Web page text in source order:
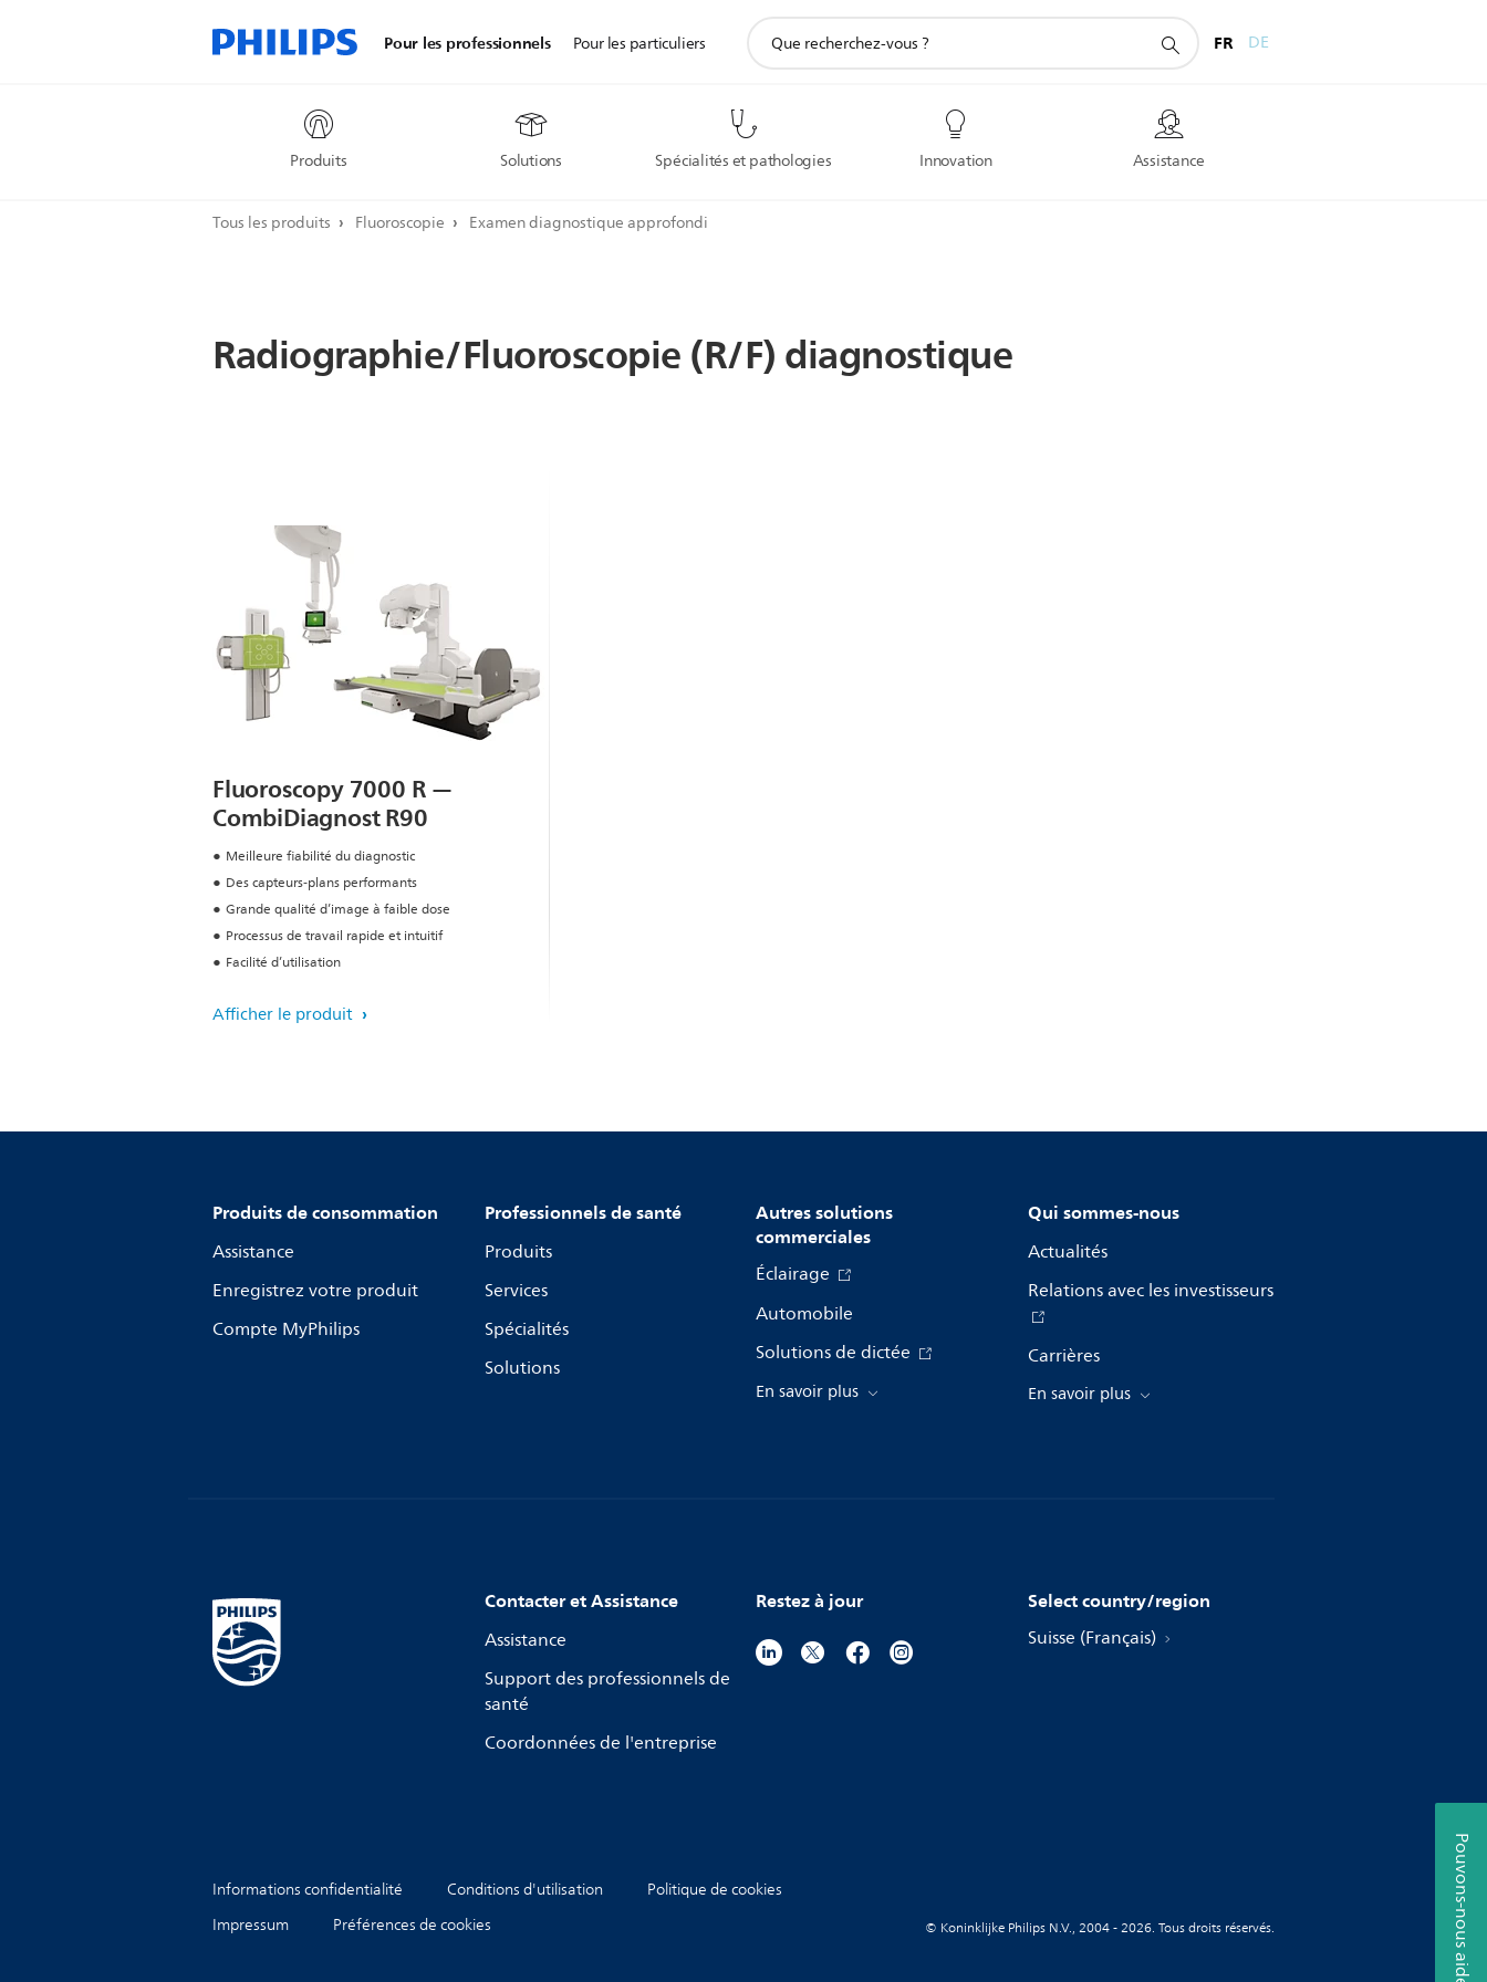
Pour les professionnels
Produits Solutions Spécialités et pathologies Innovation Assistance
Pour les particuliers
recherche
FR DE
Tous les produits Fluoroscopie Examen diagnostique approfondi
Radiographie/Fluoroscopie (R/F) diagnostique
Fluoroscopy 7000 R —
CombiDiagnost R90
Meilleure fiabilité du diagnostic
Des capteurs‑plans performants
Grande qualité d’image à faible dose
Processus de travail rapide et intuitif
Facilité d’utilisation
Afficher le produit
Pouvons-nous aider?
Produits de consommation
Assistance
Enregistrez votre produit
Compte MyPhilips
Professionnels de santé
Produits
Services
Spécialités
Solutions
Autres solutions
commerciales
Éclairage
Automobile
Solutions de dictée
En savoir plus
Qui sommes-nous
Actualités
Relations avec les investisseurs
Carrières
En savoir plus
Contacter et Assistance
Assistance
Support des professionnels de
santé
Coordonnées de l'entreprise
Restez à jour Select country/region
Suisse (Français)
Informations confidentialité Conditions d'utilisation
Politique de cookies
Impressum
Préférences de cookies © Koninklijke Philips N.V., 2004 - 2026. Tous droits réservés.